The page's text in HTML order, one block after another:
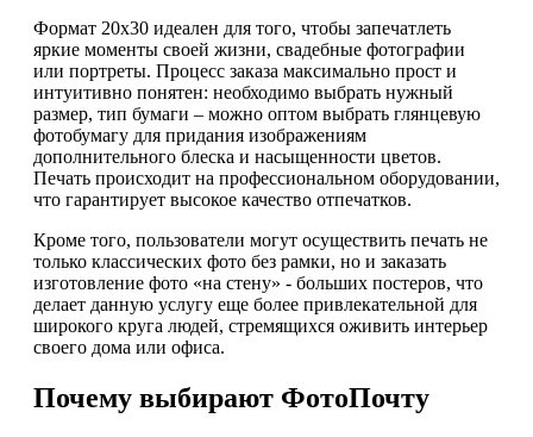
Формат 20х30 идеален для того, чтобы запечатлеть
яркие моменты своей жизни, свадебные фотографии
или портреты. Процесс заказа максимально прост и
интуитивно понятен: необходимо выбрать нужный
размер, тип бумаги – можно оптом выбрать глянцевую
фотобумагу для придания изображениям
дополнительного блеска и насыщенности цветов.
Печать происходит на профессиональном оборудовании,
что гарантирует высокое качество отпечатков.
Кроме того, пользователи могут осуществить печать не
только классических фото без рамки, но и заказать
изготовление фото «на стену» - больших постеров, что
делает данную услугу еще более привлекательной для
широкого круга людей, стремящихся оживить интерьер
своего дома или офиса.
Почему выбирают ФотоПочту